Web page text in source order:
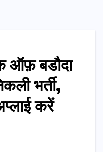
ऑफ़ बडौदा
भर्ती,
करें